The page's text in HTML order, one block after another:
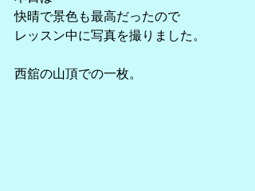
快晴で景色も最高だったので
レッスン中に写真を撮りました。
西舘の山頂での一枚。